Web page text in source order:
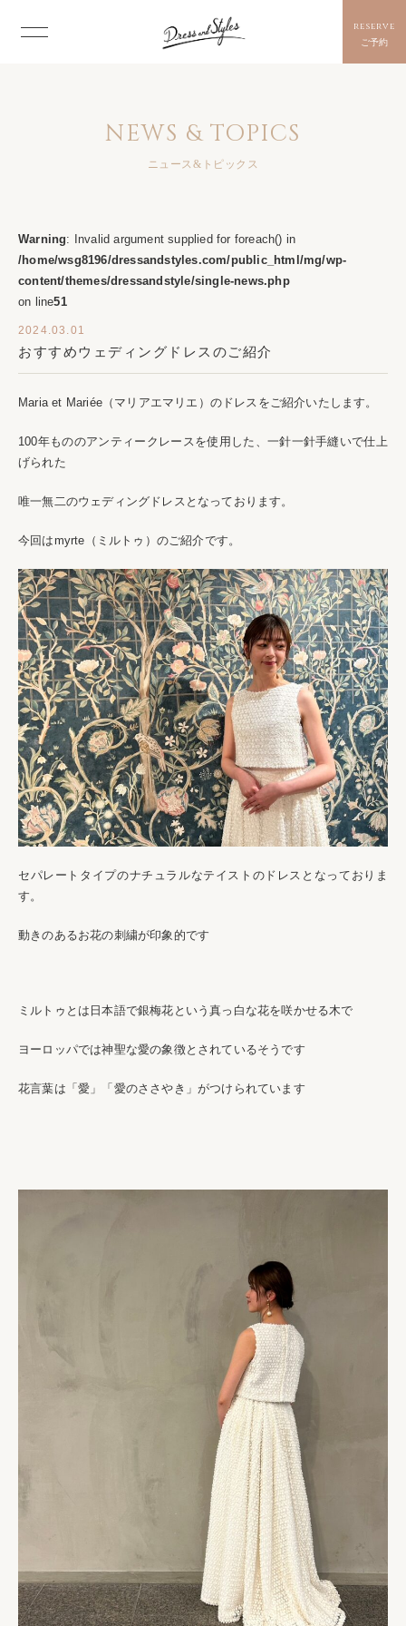
reserve
ご予約
NEWS & TOPICS
ニュース&トピックス
Warning: Invalid argument supplied for foreach() in
/home/wsg8196/dressandstyles.com/public_html/mg/wp-
content/themes/dressandstyle/single-news.php
on line51
2024.03.01
おすすめウェディングドレスのご紹介
Maria et Mariée（マリアエマリエ）のドレスをご紹介いたします。
100年もののアンティークレースを使用した、一針一針手縫いで仕上
げられた
唯一無二のウェディングドレスとなっております。
今回はmyrte（ミルトゥ）のご紹介です。
セパレートタイプのナチュラルなテイストのドレスとなっておりま
す。
動きのあるお花の刺繍が印象的です
ミルトゥとは日本語で銀梅花という真っ白な花を咲かせる木で
ヨーロッパでは神聖な愛の象徴とされているそうです
花言葉は「愛」「愛のささやき」がつけられています